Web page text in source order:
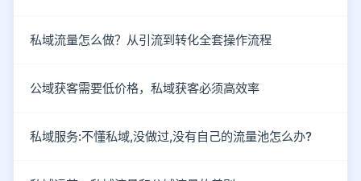
私域流量怎么做？从引流到转化全套操作流程
公域获客需要低价格，私域获客必须高效率
私域服务:不懂私域,没做过,没有自己的流量池怎么办?